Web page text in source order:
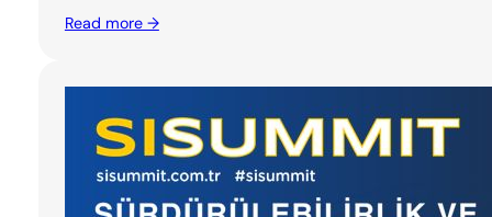
Read more →